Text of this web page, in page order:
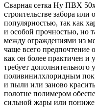
Сварная сетка Ну ПВХ
строительстве забора
популярностью, так как
и особой прочностью, но
между ограждениями из
чаще всего предпочтение
как он более практичен и
требует дополнительного
поливинилхлоридным
и пыли или заново
полотне полимером
сильной жары или